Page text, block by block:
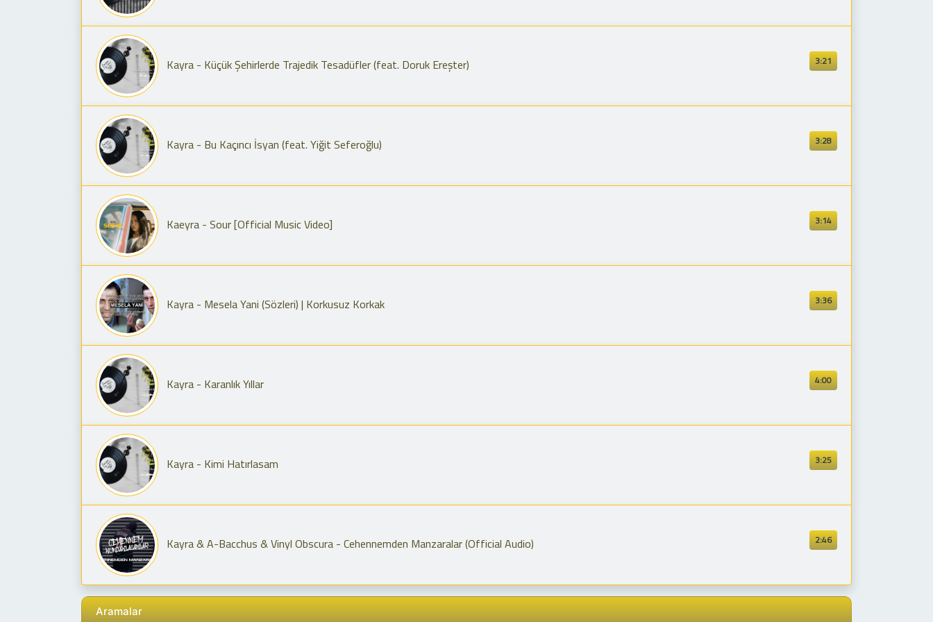
3:21
Kayra - Küçük Şehirlerde Trajedik Tesadüfler (feat. Doruk Ereşter)
3:28
Kayra - Bu Kaçıncı İsyan (feat. Yiğit Seferoğlu)
3:14
Kaeyra - Sour [Official Music Video]
3:36
Kayra - Mesela Yani (Sözleri) | Korkusuz Korkak
4:00
Kayra - Karanlık Yıllar
3:25
Kayra - Kimi Hatırlasam
2:46
Kayra & A-Bacchus & Vinyl Obscura - Cehennemden Manzaralar (Official Audio)
Aramalar